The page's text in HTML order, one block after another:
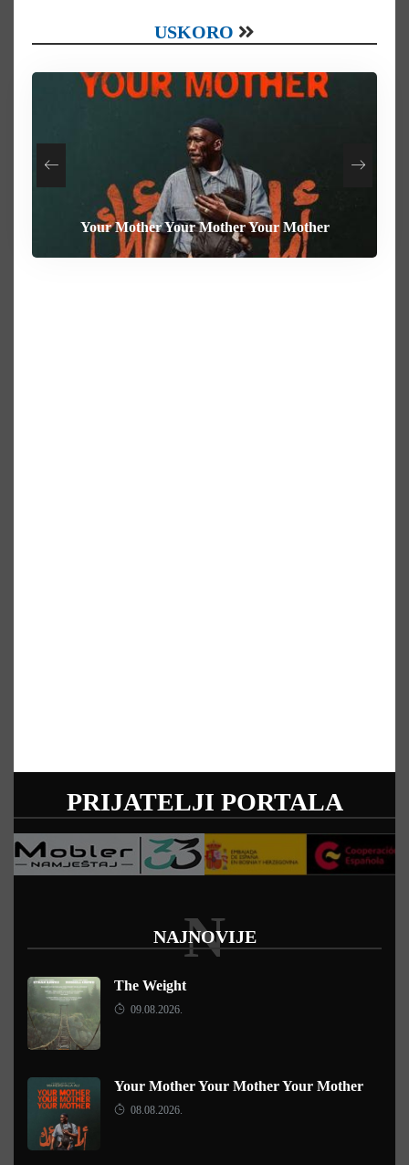
USKORO
The Weight
Your Mother Your Mother Your Mother
Heart of the Beast
Behemoth
PRIJATELJI PORTALA
NAJNOVIJE
N
The Weight
09.08.2026.
Your Mother Your Mother Your Mother
08.08.2026.